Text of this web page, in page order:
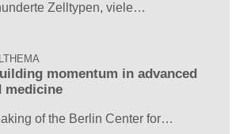
Zelltypen, viele…
momentum in advanced
medicine
of the Berlin Center for…